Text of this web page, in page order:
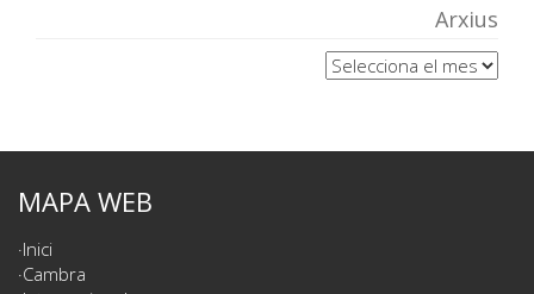
Arxius
Arxius
MAPA WEB
Inici
Cambra